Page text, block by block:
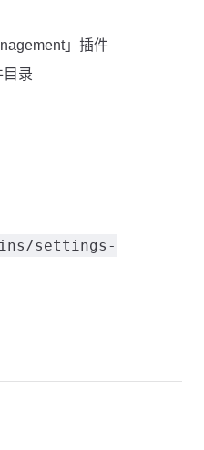
」插件
录
settings-